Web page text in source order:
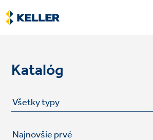
Skip
to
main
Katalóg